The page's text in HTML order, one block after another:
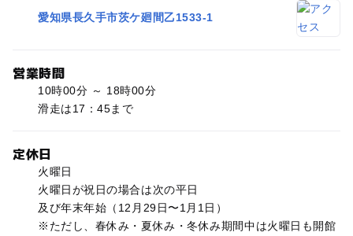
愛知県長久手市茨ケ廻間乙1533-1
営業時間
10時00分 ～ 18時00分
滑走は17：45まで
定休日
火曜日
火曜日が祝日の場合は次の平日
及び年末年始（12月29日〜1月1日）
※ただし、春休み・夏休み・冬休み期間中は火曜日も開館